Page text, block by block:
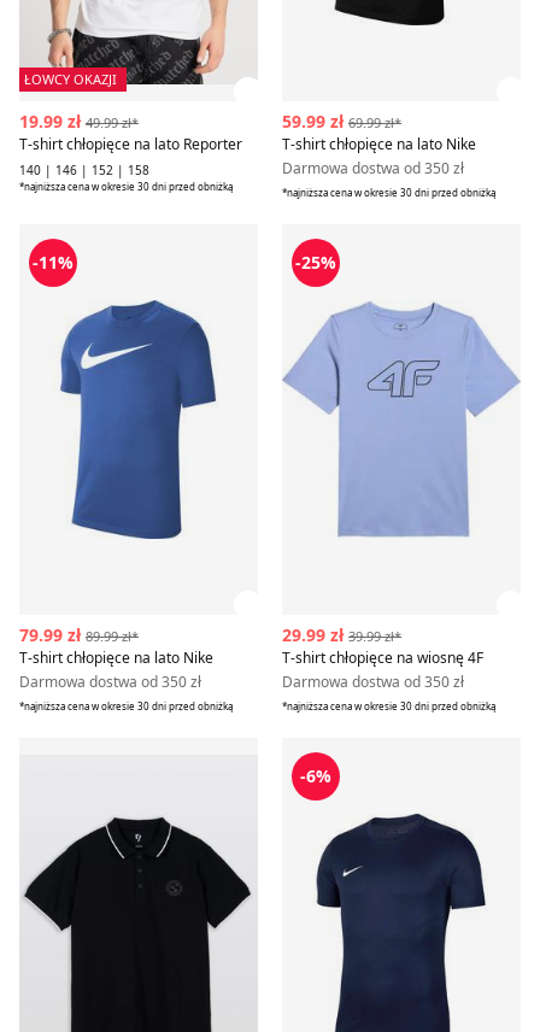
ŁOWCY OKAZJI
19.99 zł 49.99 zł*
T-shirt chłopięce na lato Reporter
140 | 146 | 152 | 158
*najniższa cena w okresie 30 dni przed obniżką
59.99 zł 69.99 zł*
T-shirt chłopięce na lato Nike
Darmowa dostwa od 350 zł
*najniższa cena w okresie 30 dni przed obniżką
T-shirt chłopięce na lato Nike
-11%
79.99 zł 89.99 zł*
T-shirt chłopięce na lato Nike
Darmowa dostwa od 350 zł
*najniższa cena w okresie 30 dni przed obniżką
T-shirt chłopięce na wiosnę
-25%
29.99 zł 39.99 zł*
T-shirt chłopięce na wiosnę 4F
Darmowa dostwa od 350 zł
*najniższa cena w okresie 30 dni przed obniżką
T-shirt chłopięce na lato ReporterNike - T-shirt chłopięce na
-6%